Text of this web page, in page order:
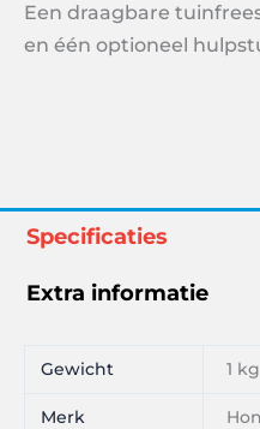
Een draagbare
en één optioneel
Specificaties
Extra informatie
Gewicht 1 kg
Merk